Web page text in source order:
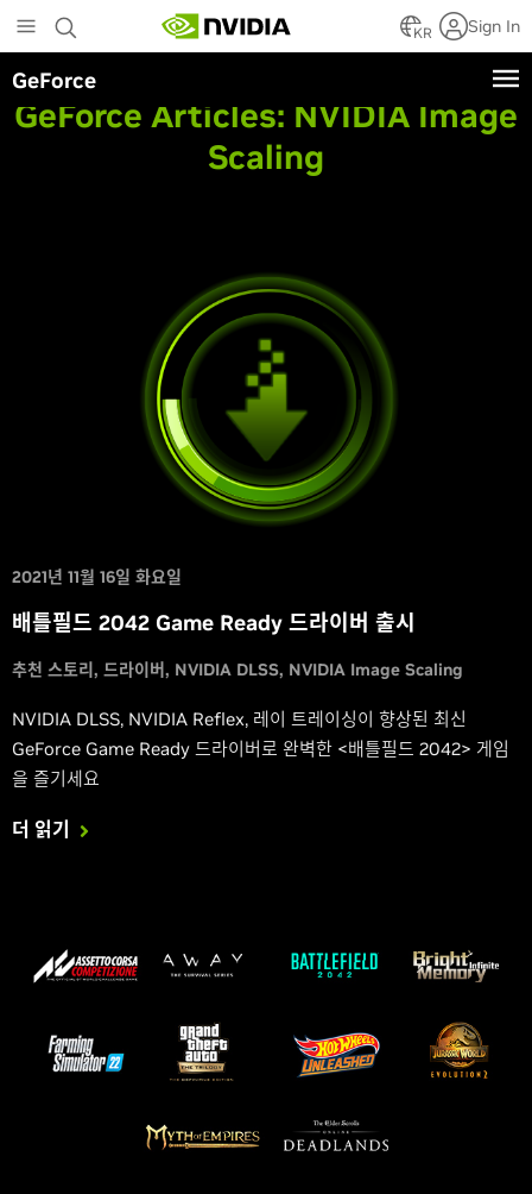
to
main
content
KR Sign In
GeForce
GeForce Articles: NVIDIA Image
Scaling
2021년 11월 16일 화요일
배틀필드 2042 Game Ready 드라이버 출시
추천 스토리 드라이버 NVIDIA DLSS NVIDIA Image Scaling
NVIDIA DLSS, NVIDIA Reflex, 레이 트레이싱이 향상된 최신
GeForce Game Ready 드라이버로 완벽한 <배틀필드 2042> 게임
을 즐기세요
더 읽기